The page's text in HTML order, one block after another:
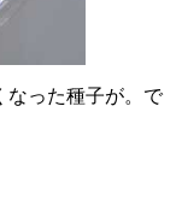
なった種子が。で